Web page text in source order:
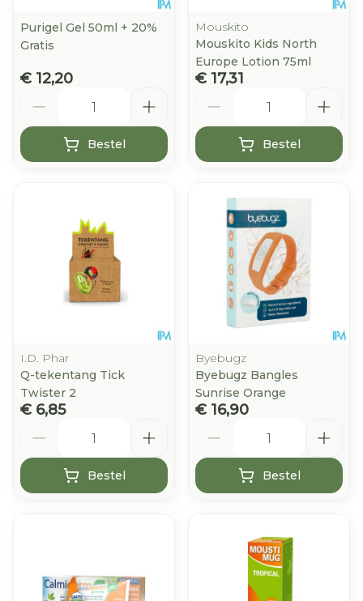
Purigel Gel 50ml + 20%
Gratis
€ 12,20
Bestel
Mouskito
Mouskito Kids North
Europe Lotion 75ml
€ 17,31
Bestel
I.D. Phar
Q-tekentang Tick
Twister 2
€ 6,85
Bestel
Byebugz
Byebugz Bangles
Sunrise Orange
€ 16,90
Bestel